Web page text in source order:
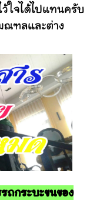
ใจได้ไปแทนครับ
ณฑลและต่าง
ถกระบะขนของ